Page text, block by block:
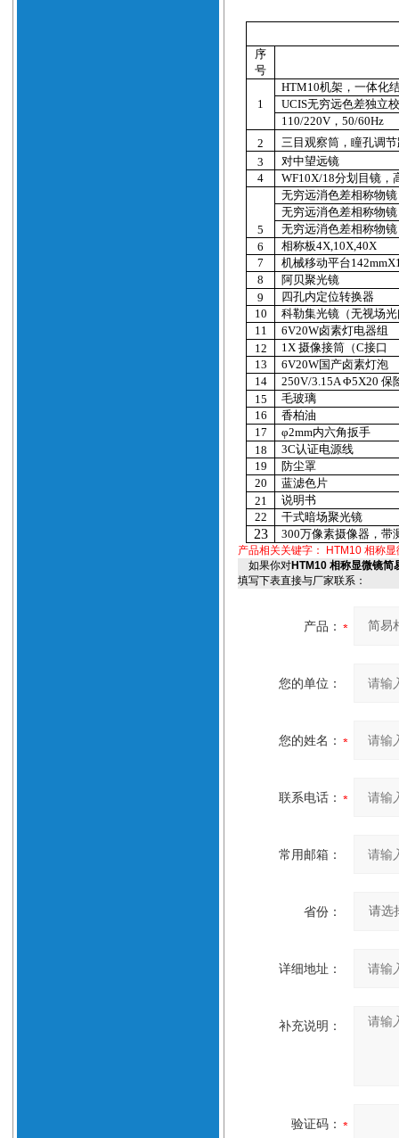
序
号
1
HTM10机架，一体化
UCIS无穷远色差独立
110/220V ，50/60Hz
2
三目观察筒，瞳孔调
3
对中望远镜
4
WF10X/18分划目镜，
5
无穷远消色差相称物镜
无穷远消色差相称物镜
无穷远消色差相称物镜
6
相称板4X,10X,40X
7
机械移动平台142mmX
8
阿贝聚光镜
9
四孔内定位转换器
10
科勒集光镜（无视场
11
6V20W卤素灯电器组
12
1X摄像接筒（C接口
13
6V20W国产卤素灯泡
14
250V/3.15A Φ5X20保
15
毛玻璃
16
香柏油
17
φ2mm内六角扳手
18
3C认证电源线
19
防尘罩
20
蓝滤色片
21
说明书
22
干式暗场聚光镜
23 300万像素摄像器，带
产品相关关键字：
HTM10 相称显
如果你对HTM10 相称显微镜
填写下表直接与厂家联系：
产品：
您的单位：
您的姓名：
联系电话：
常用邮箱：
省份：
详细地址：
补充说明：
验证码：